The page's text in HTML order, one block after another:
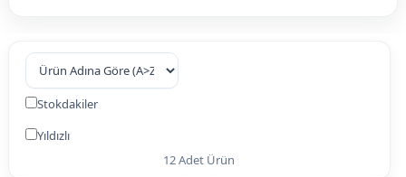
Stokdakiler
Yıldızlı
12 Adet Ürün